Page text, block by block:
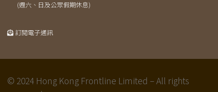
(週六、日及公眾假期休息)
訂閱電子通訊
© 2024 Hong Kong Frontline Limited – All rights